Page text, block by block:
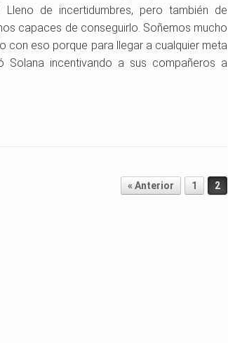
de incertidumbres, pero también de
capaces de conseguirlo. Soñemos mucho
con eso porque para llegar a cualquier meta
Solana incentivando a sus compañeros a
« Anterior 1 2